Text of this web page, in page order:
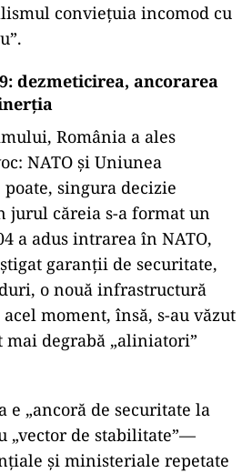
conviețuia incomod cu
dezmeticirea, ancorarea
România a ales
NATO și Uniunea
singura decizie
jurul căreia s-a format un
a adus intrarea în NATO,
garanții de securitate,
o nouă infrastructură
moment, însă, s-au văzut
degrabă „aliniatori”
e „ancoră de securitate la
„vector de stabilitate”—
și ministeriale repetate